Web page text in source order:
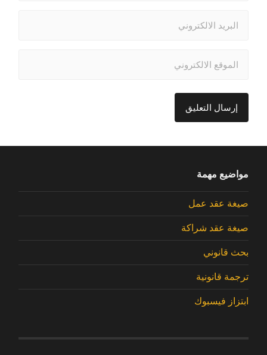
مواضيع مهمة
صيغة عقد عمل
صيغة عقد شراكة
بحث قانوني
ترجمة قانونية
ابتزاز فيسبوك